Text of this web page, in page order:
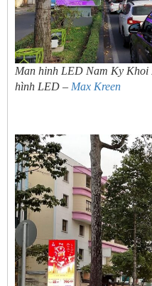
Man hinh LED Nam Ky Khoi
hình LED – Max Kreen